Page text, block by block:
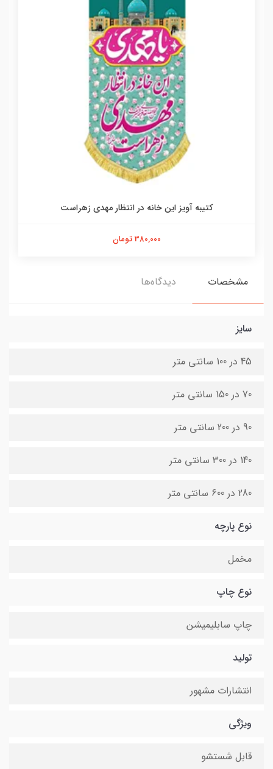
کتیبه آویز این خانه در انتظار مهدی زهراست
380,000 تومان
مشخصات دیدگاه‌ها
سایز
45 در 100 سانتی متر
70 در 150 سانتی متر
90 در 200 سانتی متر
140 در 300 سانتی متر
280 در 600 سانتی متر
نوع پارچه
مخمل
نوع چاپ
چاپ سابلیمیشن
تولید
انتشارات مشهور
ویژگی
قابل شستشو